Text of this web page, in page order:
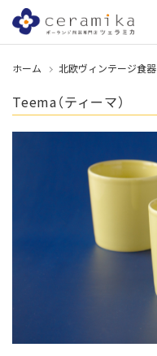
ホーム 北欧ヴィンテージ食器
Teema（ティーマ）